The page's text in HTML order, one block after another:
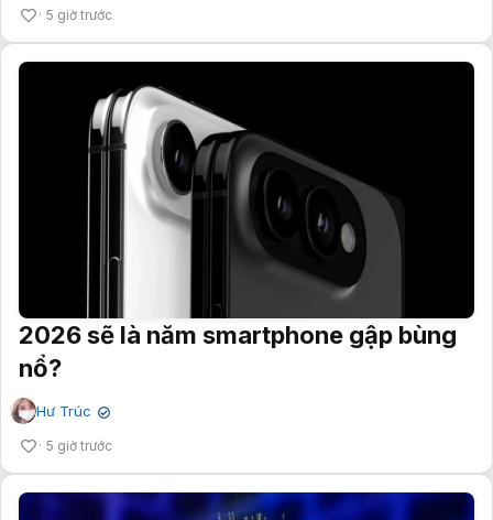
5 giờ trước
2026 sẽ là năm smartphone gập bùng
nổ?
Hư Trúc ✔
5 giờ trước